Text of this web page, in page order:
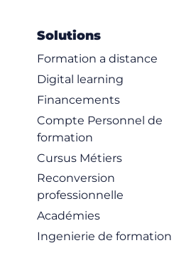
Solutions
Formation a distance
Digital learning
Financements
Compte Personnel de
formation
Cursus Métiers
Reconversion
professionnelle
Académies
Ingenierie de formation